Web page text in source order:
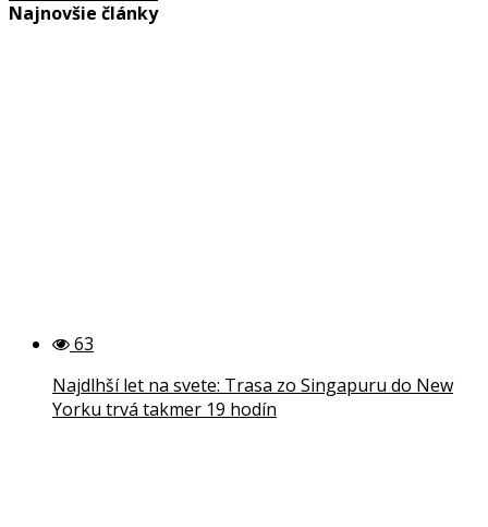
Najnovšie články
63
Najdlhší let na svete: Trasa zo Singapuru do New
Yorku trvá takmer 19 hodín